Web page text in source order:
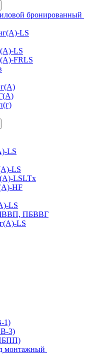
бронированный
LS
LS
FRLS
LS
LS
LSLTx
HF
LS
ПБВВГ
LS
1)
3)
монтажный